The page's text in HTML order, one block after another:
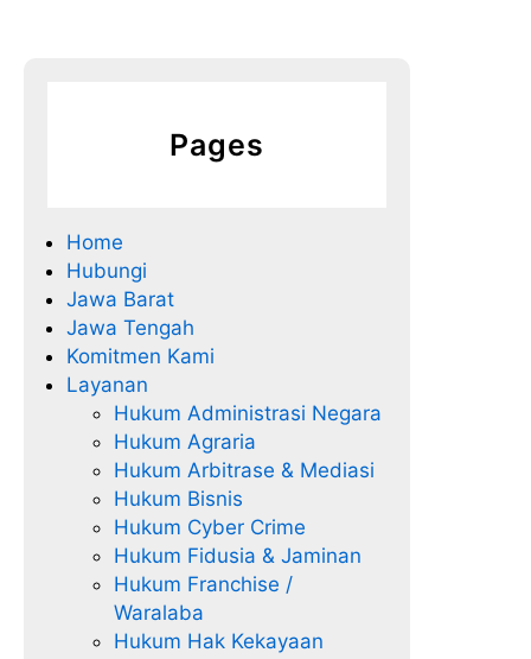
Pages
Home
Hubungi
Jawa Barat
Jawa Tengah
Komitmen Kami
Layanan
Hukum Administrasi Negara
Hukum Agraria
Hukum Arbitrase & Mediasi
Hukum Bisnis
Hukum Cyber Crime
Hukum Fidusia & Jaminan
Hukum Franchise /
Waralaba
Hukum Hak Kekayaan